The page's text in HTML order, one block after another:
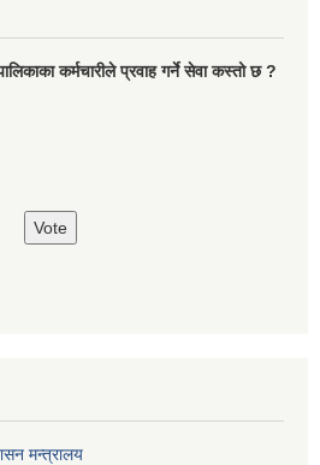
कर्मचारीले प्रवाह गर्ने सेवा कस्तो छ ?
मन्त्रालय